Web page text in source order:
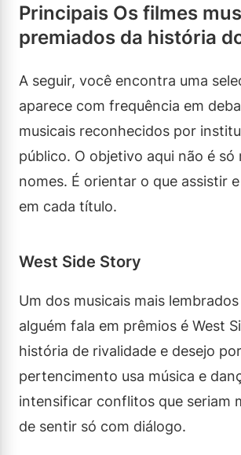
Principais Os filmes
premiados da história
A seguir, você encontra uma
aparece com frequência em
musicais reconhecidos por
público. O objetivo aqui não é só
nomes. É orientar o que assistir
em cada título.
West Side Story
Um dos musicais mais
alguém fala em prêmios é West
história de rivalidade e desejo por
pertencimento usa música e
intensificar conflitos que seriam
de sentir só com diálogo.